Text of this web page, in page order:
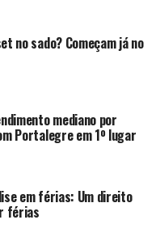
no sado? Começam já no
mediano por
Portalegre em 1º lugar
em férias: Um direito
férias